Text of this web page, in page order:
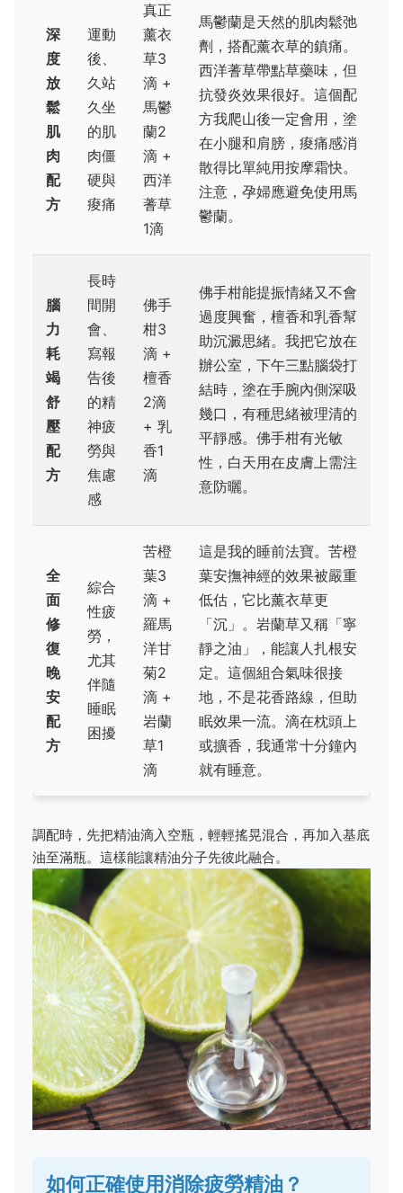
深
度
放
鬆
肌
肉
配
方
運動
後、
久站
久坐
的肌
肉僵
硬與
痠痛
真正
薰衣
草3
滴 +
馬鬱
蘭2
滴 +
西洋
蓍草
1滴
馬鬱蘭是天然的肌肉鬆弛
劑，搭配薰衣草的鎮痛。
西洋蓍草帶點草藥味，但
抗發炎效果很好。這個配
方我爬山後一定會用，塗
在小腿和肩膀，痠痛感消
散得比單純用按摩霜快。
注意，孕婦應避免使用馬
鬱蘭。
腦
力
耗
竭
舒
壓
配
方
長時
間開
會、
寫報
告後
的精
神疲
勞與
焦慮
感
佛手
柑3
滴 +
檀香
2滴
+ 乳
香1
滴
佛手柑能提振情緒又不會
過度興奮，檀香和乳香幫
助沉澱思緒。我把它放在
辦公室，下午三點腦袋打
結時，塗在手腕內側深吸
幾口，有種思緒被理清的
平靜感。佛手柑有光敏
性，白天用在皮膚上需注
意防曬。
全
面
修
復
晚
安
配
方
綜合
性疲
勞，
尤其
伴隨
睡眠
困擾
苦橙
葉3
滴 +
羅馬
洋甘
菊2
滴 +
岩蘭
草1
滴
這是我的睡前法寶。苦橙
葉安撫神經的效果被嚴重
低估，它比薰衣草更
「沉」。岩蘭草又稱「寧
靜之油」，能讓人扎根安
定。這個組合氣味很接
地，不是花香路線，但助
眠效果一流。滴在枕頭上
或擴香，我通常十分鐘內
就有睡意。
調配時，先把精油滴入空瓶，輕輕搖晃混合，再加入基底
油至滿瓶。這樣能讓精油分子先彼此融合。
如何正確使用消除疲勞精油？